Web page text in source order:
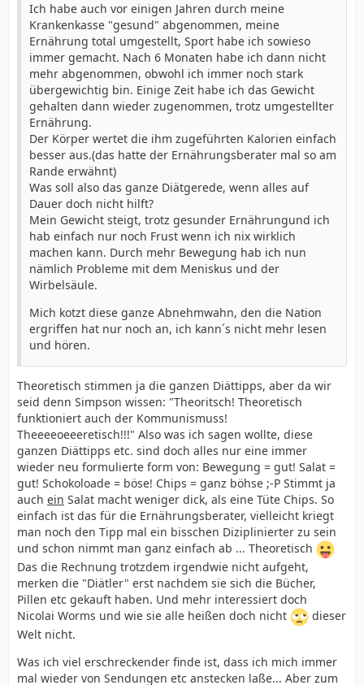
Ich habe auch vor einigen Jahren durch meine
Krankenkasse "gesund" abgenommen, meine
Ernährung total umgestellt, Sport habe ich sowieso
immer gemacht. Nach 6 Monaten habe ich dann nicht
mehr abgenommen, obwohl ich immer noch stark
übergewichtig bin. Einige Zeit habe ich das Gewicht
gehalten dann wieder zugenommen, trotz umgestellter
Ernährung.
Der Körper wertet die ihm zugeführten Kalorien einfach
besser aus.(das hatte der Ernährungsberater mal so am
Rande erwähnt)
Was soll also das ganze Diätgerede, wenn alles auf
Dauer doch nicht hilft?
Mein Gewicht steigt, trotz gesunder Ernährungund ich
hab einfach nur noch Frust wenn ich nix wirklich
machen kann. Durch mehr Bewegung hab ich nun
nämlich Probleme mit dem Meniskus und der
Wirbelsäule.
Mich kotzt diese ganze Abnehmwahn, den die Nation
ergriffen hat nur noch an, ich kann´s nicht mehr lesen
und hören.
Theoretisch stimmen ja die ganzen Diättipps, aber da wir
seid denn Simpson wissen: "Theoritsch! Theoretisch
funktioniert auch der Kommunismuss!
Theeeeoeeeretisch!!!" Also was ich sagen wollte, diese
ganzen Diättipps etc. sind doch alles nur eine immer
wieder neu formulierte form von: Bewegung = gut! Salat =
gut! Schokoloade = böse! Chips = ganz böhse ;-P Stimmt ja
auch ein Salat macht weniger dick, als eine Tüte Chips. So
einfach ist das für die Ernährungsberater, vielleicht kriegt
man noch den Tipp mal ein bisschen Diziplinierter zu sein
und schon nimmt man ganz einfach ab ... Theoretisch
Das die Rechnung trotzdem irgendwie nicht aufgeht,
merken die "Diätler" erst nachdem sie sich die Bücher,
Pillen etc gekauft haben. Und mehr interessiert doch
Nicolai Worms und wie sie alle heißen doch nicht
dieser
Welt nicht.
Was ich viel erschreckender finde ist, dass ich mich immer
mal wieder von Sendungen etc anstecken laße... Aber zum